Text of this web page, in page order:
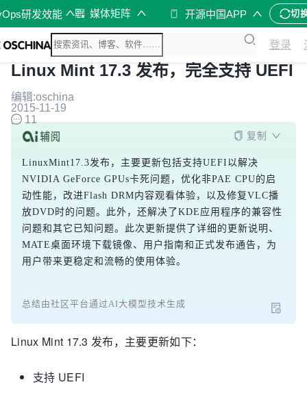
研发效能 媒体矩阵 开源中国APP 切
登录
Linux Mint 17.3 发布，完全支持 UEFI
编辑:oschina
2015-11-19
11
复制
LinuxMint17.3发布，主要更新包括支持UEFI以解决
NVIDIA GeForce GPUs卡死问题，优化非PAE CPU的启
动性能，改进Flash DRM内容观看体验，以及修复VLC播
放DVD时的问题。此外，还解决了KDE应用程序的兼容性
问题和其它已知问题。此次更新提供了详细的更新说明、
MATE桌面环境下载镜像、用户指南和正式发布通告，为
用户带来更稳定和流畅的使用体验。
总结由社区平台通过AI大模型技术生成
Linux Mint 17.3 发布，主要更新如下：
支持 UEFI